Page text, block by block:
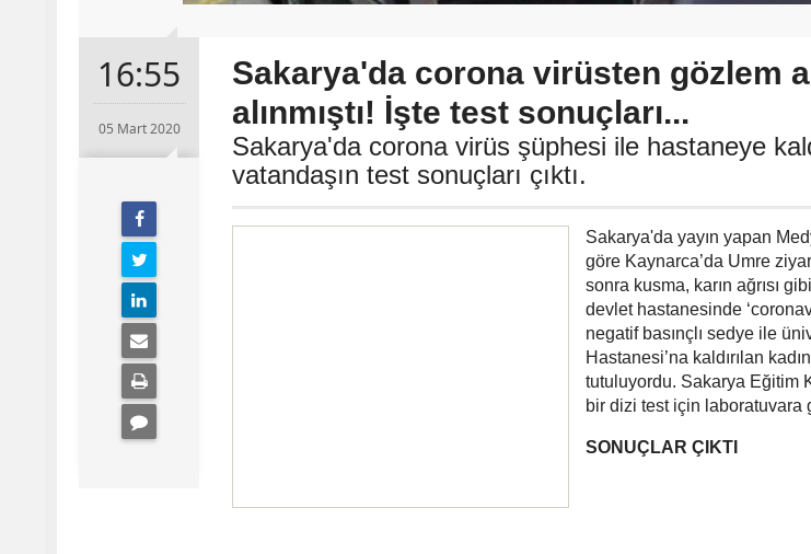
16:55
05 Mart 2020
Sakarya'da corona virüsten gözlem
alınmıştı! İşte test sonuçları...
Sakarya'da corona virüs şüphesi ile hastaneye
vatandaşın test sonuçları çıktı.
Sakarya'da yayın yapan
göre Kaynarca’da Umre
sonra kusma, karın ağrısı
devlet hastanesinde
negatif basınçlı sedye ile
Hastanesi’na kaldırılan
tutuluyordu. Sakarya Eğitim
bir dizi test için laboratuvara
SONUÇLAR ÇIKTI